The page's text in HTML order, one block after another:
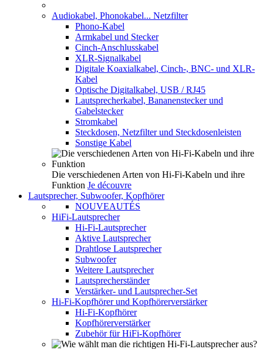
Audiokabel, Phonokabel... Netzfilter
Phono-Kabel
Armkabel und Stecker
Cinch-Anschlusskabel
XLR-Signalkabel
Digitale Koaxialkabel, Cinch-, BNC- und XLR-
Kabel
Optische Digitalkabel, USB / RJ45
Lautsprecherkabel, Bananenstecker und
Gabelstecker
Stromkabel
Steckdosen, Netzfilter und Steckdosenleisten
Sonstige Kabel
Die verschiedenen Arten von Hi-Fi-Kabeln und ihre
Funktion Je découvre
Lautsprecher, Subwoofer, Kopfhörer
NOUVEAUTÉS
HiFi-Lautsprecher
Hi-Fi-Lautsprecher
Aktive Lautsprecher
Drahtlose Lautsprecher
Subwoofer
Weitere Lautsprecher
Lautsprecherständer
Verstärker- und Lautsprecher-Set
Hi-Fi-Kopfhörer und Kopfhörerverstärker
Hi-Fi-Kopfhörer
Kopfhörerverstärker
Zubehör für HiFi-Kopfhörer